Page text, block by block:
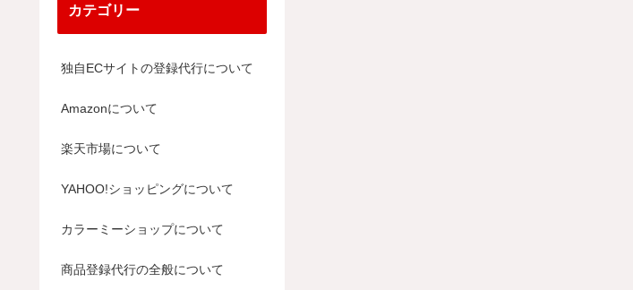
カテゴリー
独自ECサイトの登録代行について
Amazonについて
楽天市場について
YAHOO!ショッピングについて
カラーミーショップについて
商品登録代行の全般について